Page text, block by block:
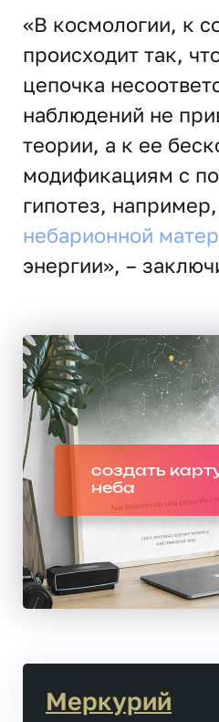
«В космологии, к
происходит так,
цепочка
наблюдений не
теории, а к ее
модификациям с
гипотез,
небарионной
энергии», –
создать
неба
Меркурий